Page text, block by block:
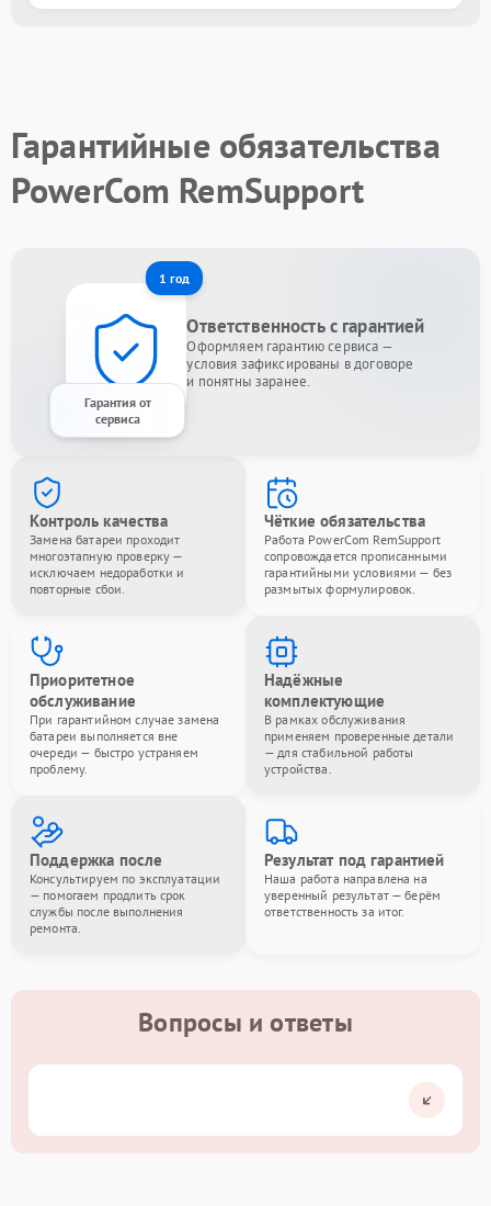
Гарантийные обязательства
PowerCom RemSupport
1 год
Гарантия от
сервиса
Ответственность с гарантией
Оформляем гарантию сервиса —
условия зафиксированы в договоре
и понятны заранее.
Контроль качества
Замена батареи проходит
многоэтапную проверку —
исключаем недоработки и
повторные сбои.
Чёткие обязательства
Работа PowerCom RemSupport
сопровождается прописанными
гарантийными условиями — без
размытых формулировок.
Приоритетное
обслуживание
При гарантийном случае замена
батареи выполняется вне
очереди — быстро устраняем
проблему.
Надёжные
комплектующие
В рамках обслуживания
применяем проверенные детали
— для стабильной работы
устройства.
Поддержка после
Консультируем по эксплуатации
— помогаем продлить срок
службы после выполнения
ремонта.
Результат под гарантией
Наша работа направлена на
уверенный результат — берём
ответственность за итог.
Вопросы и ответы